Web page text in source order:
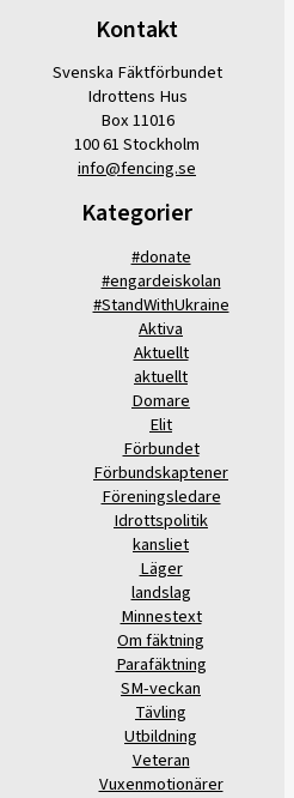
Kontakt
Svenska Fäktförbundet
Idrottens Hus
Box 11016
100 61 Stockholm
info@fencing.se
Kategorier
#donate
#engardeiskolan
#StandWithUkraine
Aktiva
Aktuellt
aktuellt
Domare
Elit
Förbundet
Förbundskaptener
Föreningsledare
Idrottspolitik
kansliet
Läger
landslag
Minnestext
Om fäktning
Parafäktning
SM-veckan
Tävling
Utbildning
Veteran
Vuxenmotionärer